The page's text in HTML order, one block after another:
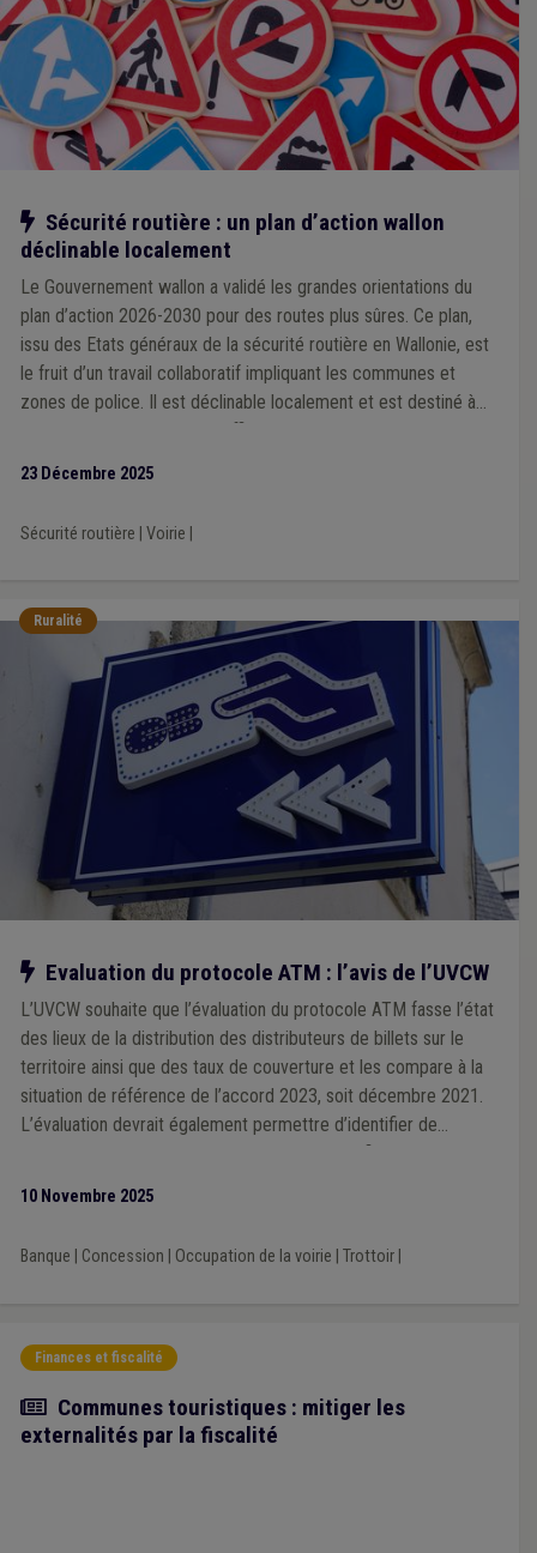
Notre action
Sécurité routière : un plan d’action wallon
déclinable localement
Le Gouvernement wallon a validé les grandes orientations du
plan d’action 2026-2030 pour des routes plus sûres. Ce plan,
issu des Etats généraux de la sécurité routière en Wallonie, est
le fruit d’un travail collaboratif impliquant les communes et
zones de police. Il est déclinable localement et est destiné à
devenir un outil concret et efficace que chaque ville et
23 Décembre 2025
Sécurité routière Voirie
Ruralité
Notre action
Evaluation du protocole ATM : l’avis de l’UVCW
L’UVCW souhaite que l’évaluation du protocole ATM fasse l’état
des lieux de la distribution des distributeurs de billets sur le
territoire ainsi que des taux de couverture et les compare à la
situation de référence de l’accord 2023, soit décembre 2021.
L’évaluation devrait également permettre d’identifier de
10 Novembre 2025
Banque Concession Occupation de la voirie Trottoir|
Finances et fiscalité
Article
Communes touristiques : mitiger les
externalités par la fiscalité